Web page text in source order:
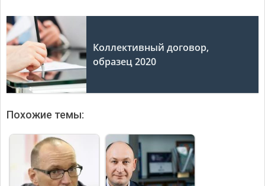
Коллективный договор,
образец 2020
Похожие темы: